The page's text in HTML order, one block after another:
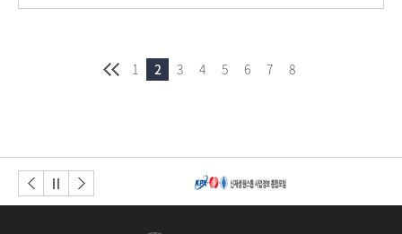
1 2 3 4 5 6 7 8